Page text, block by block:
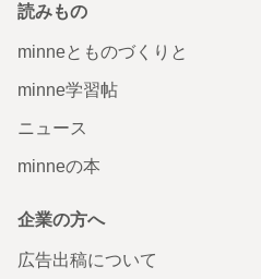
読みもの
minneとものづくりと
minne学習帖
ニュース
minneの本
企業の方へ
広告出稿について